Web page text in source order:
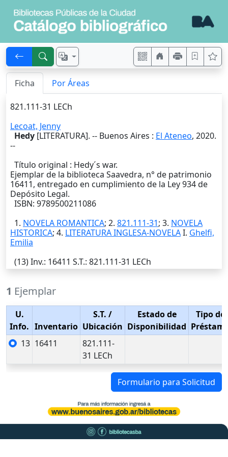
Ficha Por Áreas
821.111-31 LECh
Lecoat, Jenny
Hedy [LITERATURA]. -- Buenos Aires : El Ateneo, 2020.
--
Título original : Hedy´s war.
Ejemplar de la biblioteca Saavedra, n° de patrimonio
16411, entregado en cumplimiento de la Ley 934 de
Depósito Legal.
ISBN: 9789500211086
1. NOVELA ROMANTICA; 2. 821.111-31; 3. NOVELA
HISTORICA; 4. LITERATURA INGLESA-NOVELAI. Ghelfi,
Emilia
(13)Inv.: 16411 S.T.: 821.111-31 LECh
1 Ejemplar
U.
Info. Inventario
S.T. /
Ubicación
Estado de
Disponibilidad
Tipo de
13 16411
821.111-
31 LECh
Formulario para Solicitud